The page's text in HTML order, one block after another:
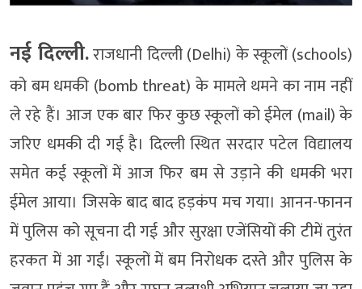
नई दिल्ली.राजधानी दिल्ली (Delhi) के स्कूलों (schools)
को बम धमकी (bomb threat) के मामले थमने का नाम नहीं
ले रहे हैं। आज एक बार फिर कुछ स्कूलों को ईमेल (mail) के
जरिए धमकी दी गई है। दिल्ली स्थित सरदार पटेल विद्यालय
समेत कई स्कूलों में आज फिर बम से उड़ाने की धमकी भरा
ईमेल आया। जिसके बाद बाद हड़कंप मच गया। आनन-फानन
में पुलिस को सूचना दी गई और सुरक्षा एजेंसियों की टीमें तुरंत
हरकत में आ गईं। स्कूलों में बम निरोधक दस्ते और पुलिस के